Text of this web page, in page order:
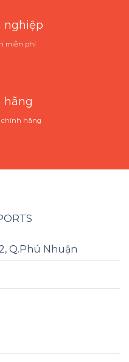
nghiệp
miễn phí
hãng
hãng
Q.Phú Nhuận